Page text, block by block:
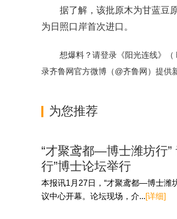
据了解，该批原木为甘蓝豆
为日照口岸首次进口。
想爆料？请登录《阳光连线》（
录齐鲁网官方微博（@齐鲁网 ）提供
为您推荐
“才聚鸢都—博士潍坊行”
行”博士论坛举行
本报讯1月27日，“才聚鸢都—博士潍
议中心开幕。论坛现场，介...[详细]